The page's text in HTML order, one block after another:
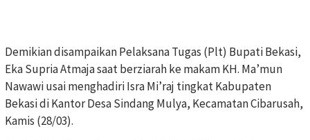
Demikian disampaikan Pelaksana Tugas (Plt) Bupati Bekasi,
Eka Supria Atmaja saat berziarah ke makam KH. Ma’mun
Nawawi usai menghadiri Isra Mi’raj tingkat Kabupaten
Bekasi di Kantor Desa Sindang Mulya, Kecamatan Cibarusah,
Kamis (28/03).